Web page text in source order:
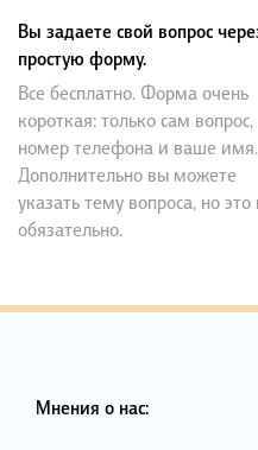
Вы задаете свой вопрос
простую форму.
Все бесплатно. Форма очень
короткая: только сам вопрос,
номер телефона и ваше имя.
Дополнительно вы можете
указать тему вопроса, но это
обязательно.
Мнения о нас: